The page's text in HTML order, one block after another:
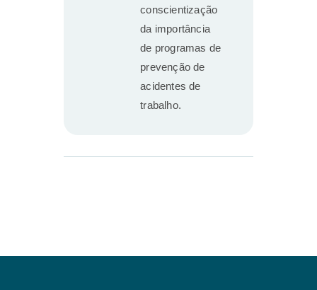
conscientização
da importância
de programas de
prevenção de
acidentes de
trabalho.